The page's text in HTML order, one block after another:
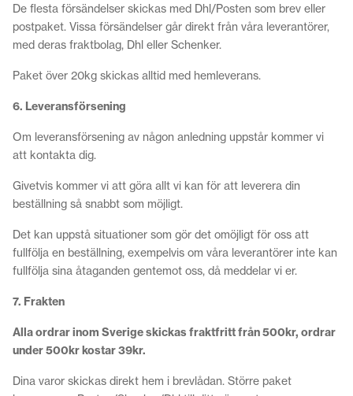
De flesta försändelser skickas med Dhl/Posten som brev eller
postpaket. Vissa försändelser går direkt från våra leverantörer,
med deras fraktbolag, Dhl eller Schenker.
Paket över 20kg skickas alltid med hemleverans.
6. Leveransförsening
Om leveransförsening av någon anledning uppstår kommer vi
att kontakta dig.
Givetvis kommer vi att göra allt vi kan för att leverera din
beställning så snabbt som möjligt.
Det kan uppstå situationer som gör det omöjligt för oss att
fullfölja en beställning, exempelvis om våra leverantörer inte kan
fullfölja sina åtaganden gentemot oss, då meddelar vi er.
7. Frakten
Alla ordrar inom Sverige skickas fraktfritt från 500kr, ordrar
under 500kr kostar 39kr.
Dina varor skickas direkt hem i brevlådan. Större paket